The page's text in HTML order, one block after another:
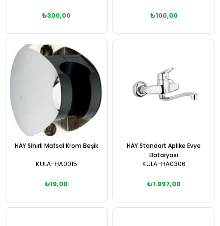
₺300,00
Sepete Ekle
₺100,00
HAY Sihirli Mafsal Krom Beşik
KULA-HA0015
₺19,00
HAY Standart Aplike Evye
Bataryası
KULA-HA0306
₺1.997,00